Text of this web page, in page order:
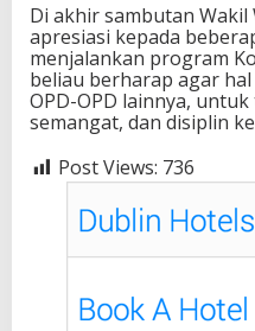
Di akhir sambutan
apresiasi kepada
menjalankan program
beliau berharap agar
OPD-OPD lainnya,
semangat, dan disiplin
Post Views: 736